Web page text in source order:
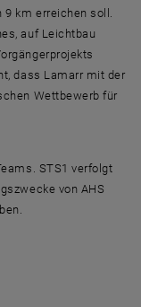
9 km erreichen soll.
auf Leichtbau
dass Lamarr mit der
URL in einem neuen
Wettbewerb für
. STS1 verfolgt
von AHS
Fenster